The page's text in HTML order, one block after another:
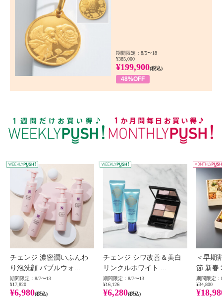
期間限定：8/5〜18
¥385,000
¥199,900(税込)
48%OFF
WEEKLY PUSH
チェンジ 濃密潤いふんわ
り泡洗顔 バブルウォ...
期間限定：8/7〜13
¥17,820
¥6,980(税込)
チェンジ シワ改善＆美白
リンクルホワイト ...
期間限定：8/7〜13
¥16,126
¥6,280(税込)
＜早期
節 新春
期間限定：
¥34,800